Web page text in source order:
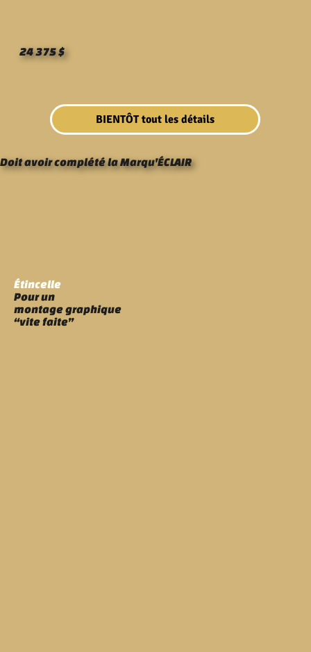
Doit avoir complété la Marqu'ÉCLAIR
BIENTÔT tout les détails
24 375 $
Étincelle
Pour un
montage graphique
“vite faite”